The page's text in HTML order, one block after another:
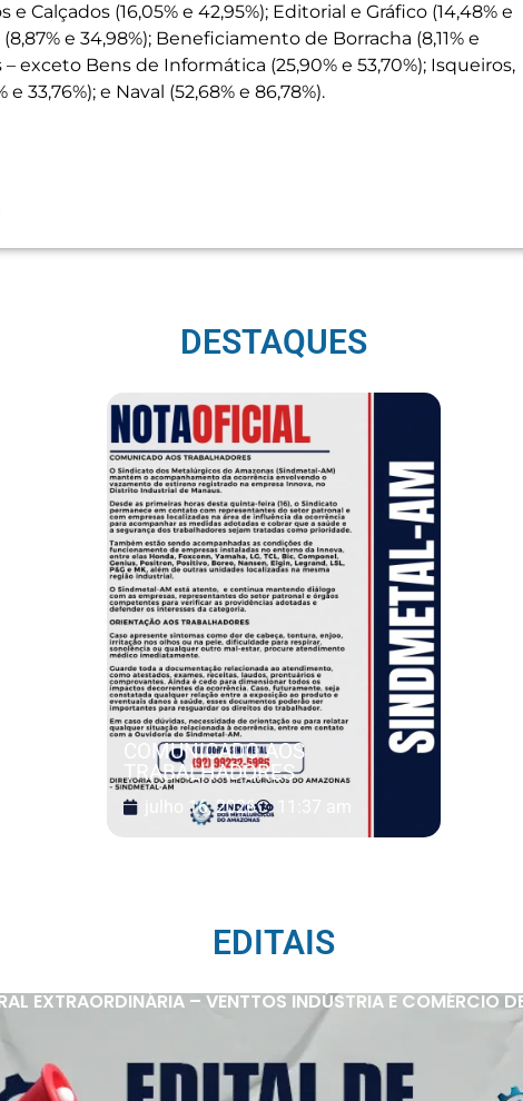
e Calçados (16,05% e 42,95%); Editorial e Gráfico (14,48% e
e 34,98%); Beneficiamento de Borracha (8,11% e
– exceto Bens de Informática (25,90% e 53,70%); Isqueiros,
33,76%); e Naval (52,68% e 86,78%).
DESTAQUES
COMUNICADO AOS
TRABALHADORES
julho 16, 2026
EDITAIS
EXTRAORDINÁRIA – VENTTOS INDÚSTRIA E COMÉRCIO